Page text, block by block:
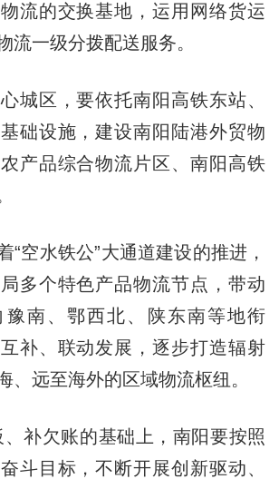
流的交换基地，运用网络货运
流一级分拨配送服务。
区，要依托南阳高铁东站、
础设施，建设南阳陆港外贸物
产品综合物流片区、南阳高铁
水铁公”大通道建设的推进，
多个特色产品物流节点，带动
豫南、鄂西北、陕东南等地衔
补、联动发展，逐步打造辐射
、远至海外的区域物流枢纽。
补欠账的基础上，南阳要按照
斗目标，不断开展创新驱动、